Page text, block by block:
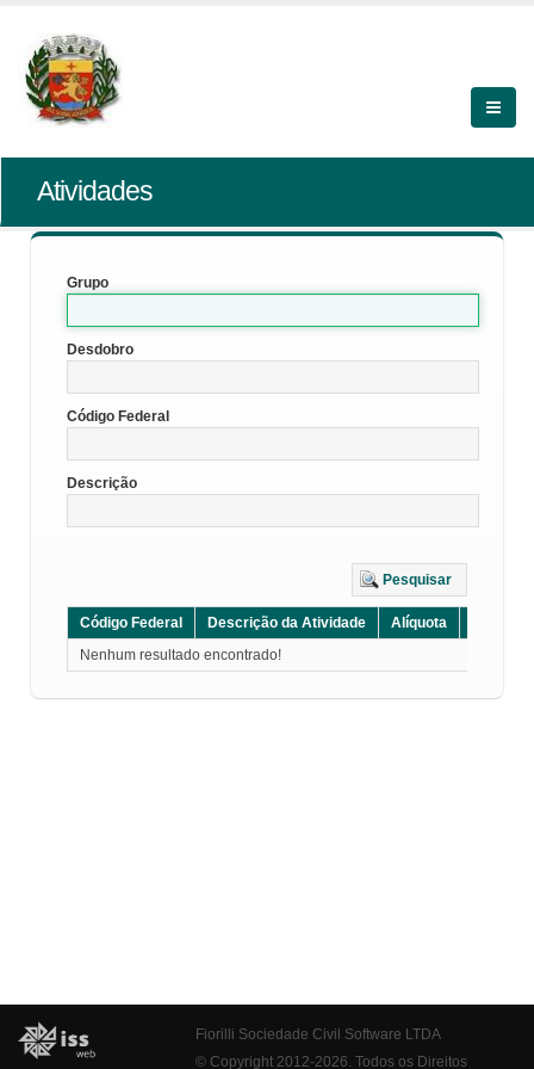
Atividades
Grupo
Desdobro
Código Federal
Descrição
Pesquisar
Código Federal Descrição da Atividade Alíquota
Nenhum resultado encontrado!
Fiorilli Sociedade Civil Software LTDA
© Copyright 2012-2026. Todos os Direitos